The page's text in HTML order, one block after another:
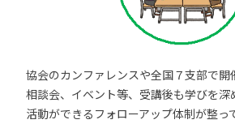
協会のカンファレンスや全国７支部で開
相談会、イベント等、受講後も学びを深
活動ができるフォローアップ体制が整っ